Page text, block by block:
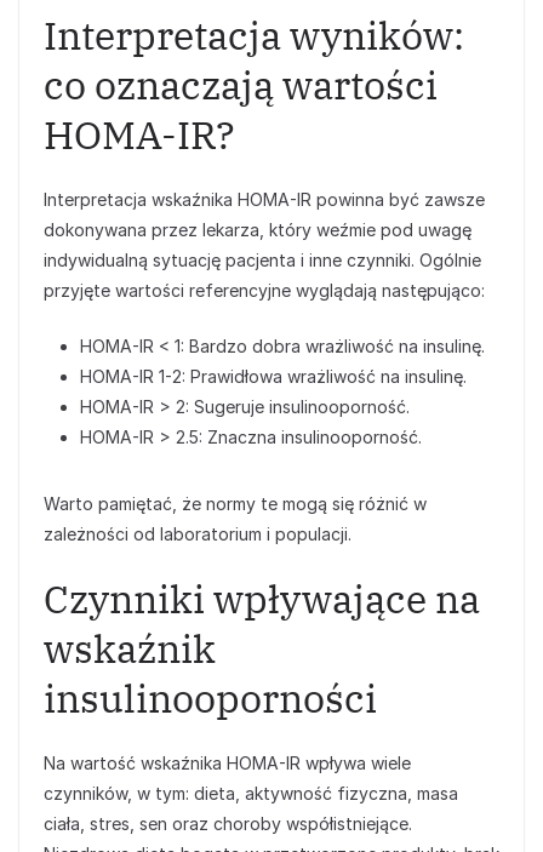
Interpretacja wyników:
co oznaczają wartości
HOMA-IR?
Interpretacja wskaźnika HOMA-IR powinna być zawsze
dokonywana przez lekarza, który weźmie pod uwagę
indywidualną sytuację pacjenta i inne czynniki. Ogólnie
przyjęte wartości referencyjne wyglądają następująco:
HOMA-IR < 1: Bardzo dobra wrażliwość na insulinę.
HOMA-IR 1-2: Prawidłowa wrażliwość na insulinę.
HOMA-IR > 2: Sugeruje insulinooporność.
HOMA-IR > 2.5: Znaczna insulinooporność.
Warto pamiętać, że normy te mogą się różnić w
zależności od laboratorium i populacji.
Czynniki wpływające na
wskaźnik
insulinooporności
Na wartość wskaźnika HOMA-IR wpływa wiele
czynników, w tym: dieta, aktywność fizyczna, masa
ciała, stres, sen oraz choroby współistniejące.